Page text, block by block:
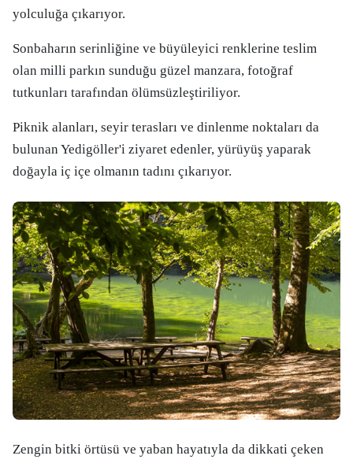
yolculuğa çıkarıyor.
Sonbaharın serinliğine ve büyüleyici renklerine teslim
olan milli parkın sunduğu güzel manzara, fotoğraf
tutkunları tarafından ölümsüzleştiriliyor.
Piknik alanları, seyir terasları ve dinlenme noktaları da
bulunan Yedigöller'i ziyaret edenler, yürüyüş yaparak
doğayla iç içe olmanın tadını çıkarıyor.
Zengin bitki örtüsü ve yaban hayatıyla da dikkati çeken